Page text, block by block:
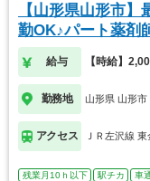
【山形県山形市
勤OK♪パート薬剤
給与 【時給】
勤務地 山形県 山形市
アクセス ＪＲ左沢線
残業月10ｈ以下 駅チカ 車